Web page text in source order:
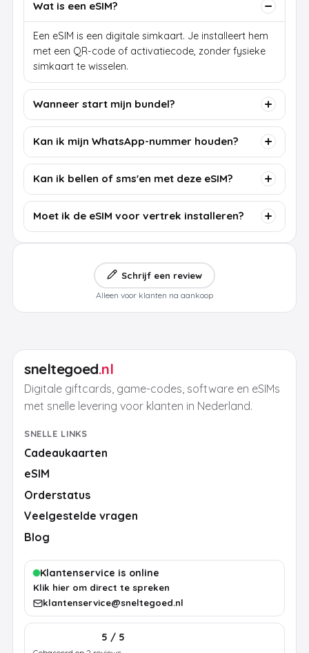
Wat is een eSIM?
Een eSIM is een digitale simkaart. Je installeert hem
met een QR-code of activatiecode, zonder fysieke
simkaart te wisselen.
Wanneer start mijn bundel?
Kan ik mijn WhatsApp-nummer houden?
Kan ik bellen of sms'en met deze eSIM?
Moet ik de eSIM voor vertrek installeren?
Schrijf een review
Alleen voor klanten na aankoop
sneltegoed.nl
Digitale giftcards, game-codes, software en eSIMs
met snelle levering voor klanten in Nederland.
SNELLE LINKS
Cadeaukaarten
eSIM
Orderstatus
Veelgestelde vragen
Blog
Klantenservice is online
Klik hier om direct te spreken
klantenservice@sneltegoed.nl
5 / 5